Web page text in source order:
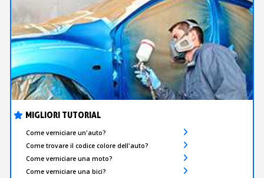
MIGLIORI TUTORIAL
Come verniciare un'auto?
Come trovare il codice colore dell'auto?
Come verniciare una moto?
Come verniciare una bici?